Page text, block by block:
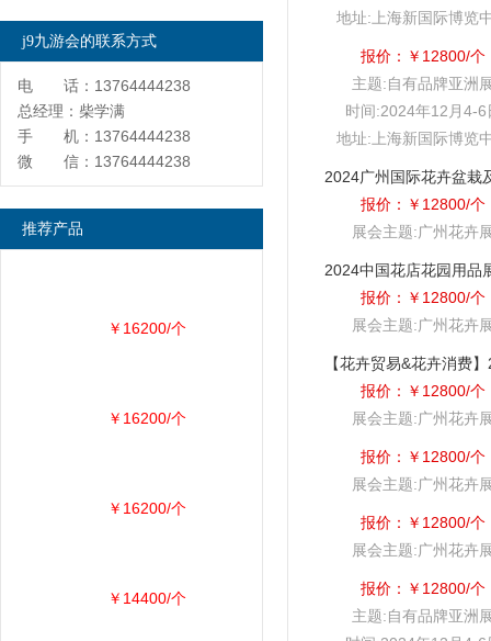
地址:上海新国际博览
报价：￥12800/个
主题:自有品牌亚洲
时间:2024年12月4-6
地址:上海新国际博览
报价：￥12800/个
展会主题:广州花卉
报价：￥12800/个
展会主题:广州花卉
报价：￥12800/个
展会主题:广州花卉
报价：￥12800/个
展会主题:广州花卉
报价：￥12800/个
展会主题:广州花卉
报价：￥12800/个
主题:自有品牌亚洲
j9九游会的联系方式
电 话：13764444238
总经理：柴学满
手 机：13764444238
微 信：13764444238
推荐产品
￥16200/个
￥16200/个
￥16200/个
￥14400/个